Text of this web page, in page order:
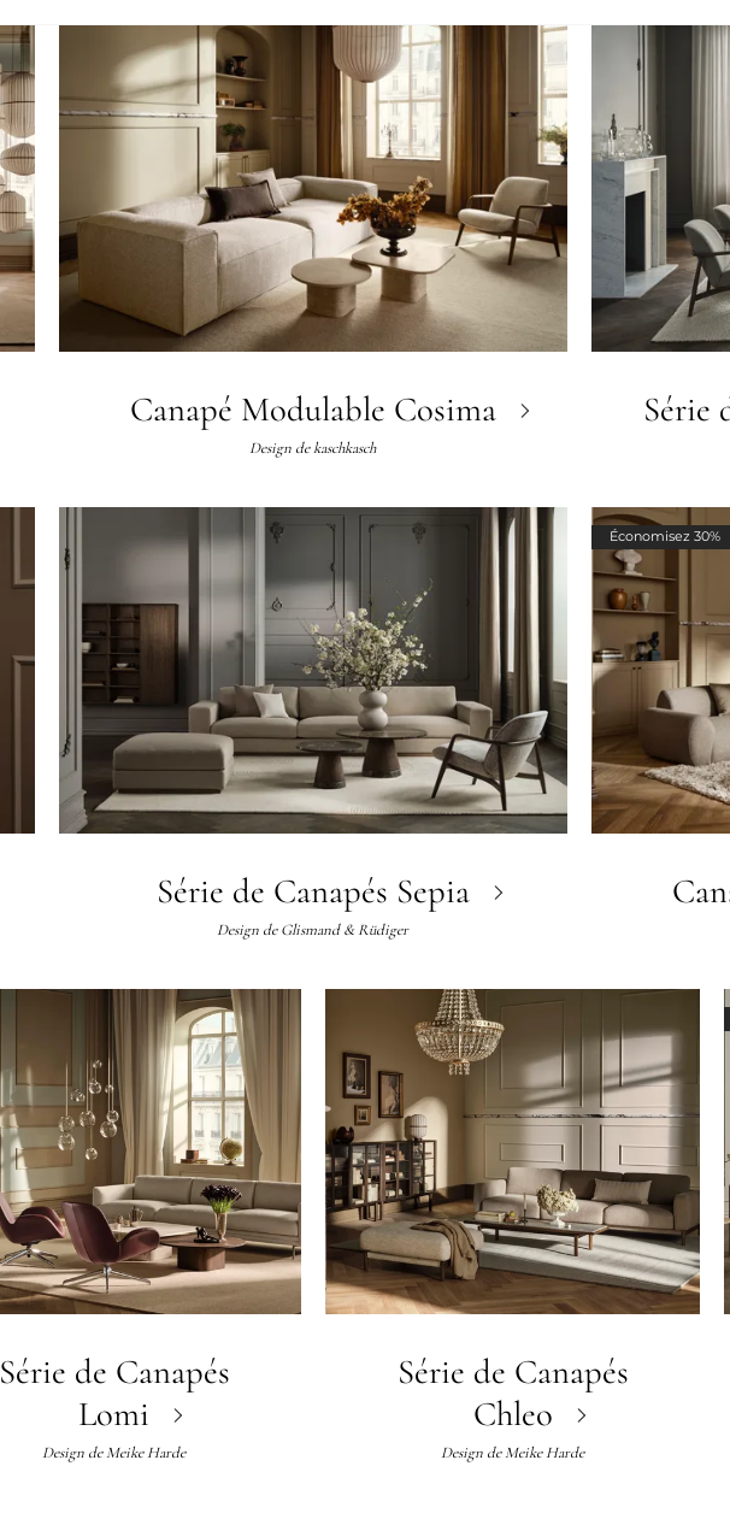
Canapé Modulable Cosima
Design dekaschkasch
Série
Série de Canapés Sepia
Design deGlismand & Rüdiger
Économisez 30%
Série de Canapés
Lomi
Design deMeike Harde
Série de Canapés
Chleo
Design deMeike Harde